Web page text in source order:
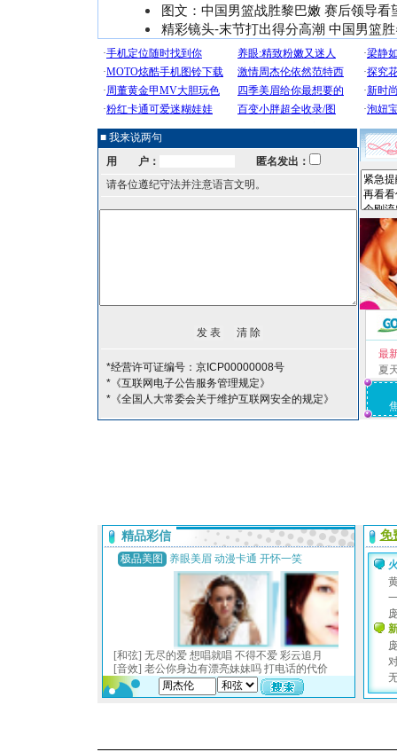
图文：中国男篮战胜黎巴嫩 赛后领导看
精彩镜头-末节打出得分高潮 中国男篮
■ 我来说两句
用 户：
匿名发出：
请各位遵纪守法并注意语言文明。
*经营许可证编号：京ICP00000008号
*《互联网电子公告服务管理规定》
*《全国人大常委会关于维护互联网安全的规定》
最
夏